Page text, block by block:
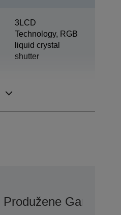
3LCD
Technology, RGB
liquid crystal
shutter
Produžene